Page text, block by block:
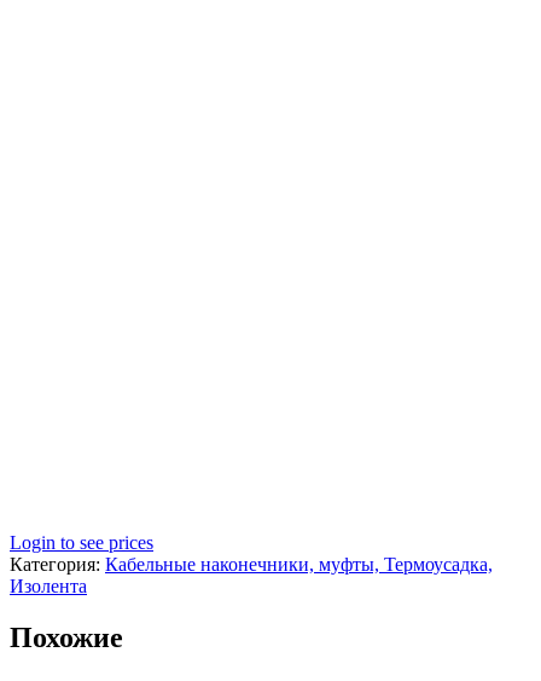
Login to see prices
Категория: Кабельные наконечники, муфты, Термоусадка,
Изолента
Похожие